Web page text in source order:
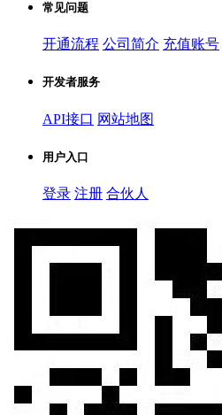
常见问题
开通流程 公司简介 充值账号
开发者服务
API接口 网站地图
用户入口
登录 注册 合伙人